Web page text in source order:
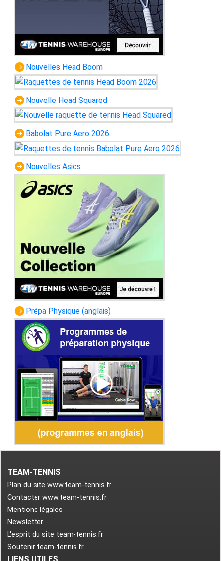
Nouvelles Head Boom
Nouvelle Head Squared
Babolat Pure Aero 2026
Nouvelles Asics
Prépa Physique (anglais)
TEAM-TENNIS
Plan du site www.team-tennis.fr
Contacter www.team-tennis.fr
Mentions légales
Newsletter
L'esprit du site team-tennis.fr
Soutenir team-tennis.fr
LIENS UTILES